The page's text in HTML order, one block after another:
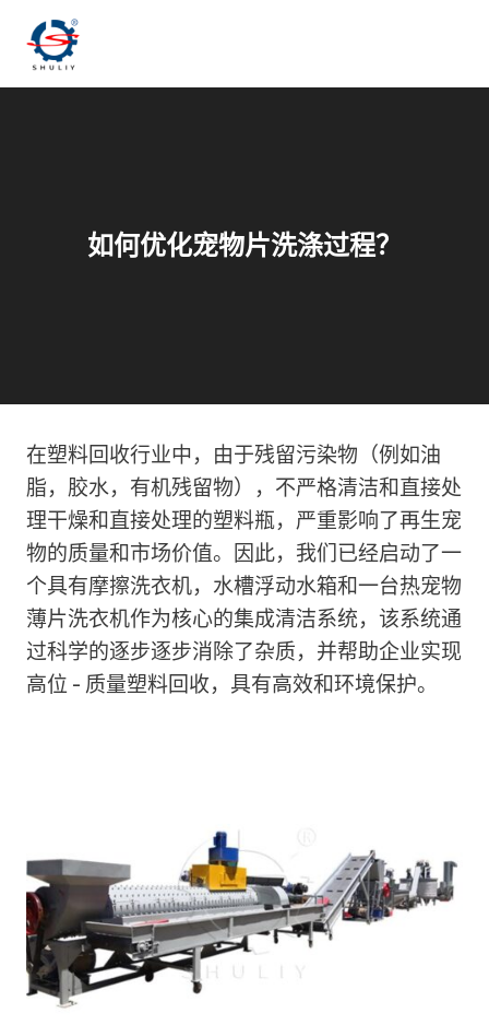
如何优化宠物片洗涤过程？
在塑料回收行业中，由于残留污染物（例如油
脂，胶水，有机残留物），不严格清洁和直接处
理干燥和直接处理的塑料瓶，严重影响了再生宠
物的质量和市场价值。因此，我们已经启动了一
个具有摩擦洗衣机，水槽浮动水箱和一台热宠物
薄片洗衣机作为核心的集成清洁系统，该系统通
过科学的逐步逐步消除了杂质，并帮助企业实现
高位 - 质量塑料回收，具有高效和环境保护。